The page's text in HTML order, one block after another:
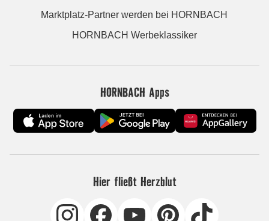
Marktplatz-Partner werden bei HORNBACH
HORNBACH Werbeklassiker
HORNBACH Apps
Hier fließt Herzblut